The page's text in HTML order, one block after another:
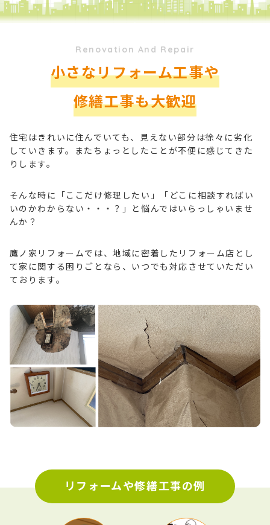
Renovation And Repair
小さなリフォーム工事や
修繕工事も大歓迎
住宅はきれいに住んでいても、見えない部分は徐々に劣化
していきます。またちょっとしたことが不便に感じてきた
りします。
そんな時に「ここだけ修理したい」「どこに相談すればい
いのかわからない・・・？」と悩んではいらっしゃいませ
んか？
鷹ノ家リフォームでは、地域に密着したリフォーム店とし
て家に関する困りごとなら、いつでも対応させていただい
ております。
リフォームや修繕工事の例